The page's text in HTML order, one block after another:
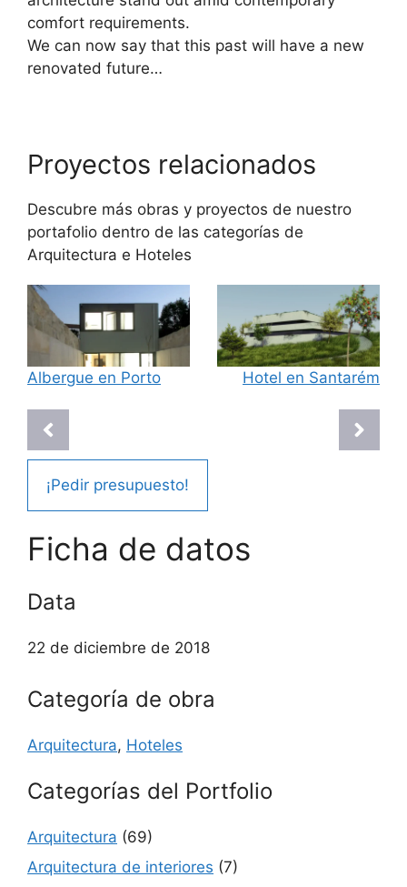
comfort requirements.
We can now say that this past will have a new
renovated future…
Proyectos relacionados
Descubre más obras y proyectos de nuestro
portafolio dentro de las categorías de
Arquitectura e Hoteles
Albergue en Porto Hotel en Santarém
¡Pedir presupuesto!
Ficha de datos
Data
22 de diciembre de 2018
Categoría de obra
Arquitectura, Hoteles
Categorías del Portfolio
Arquitectura (69)
Arquitectura de interiores (7)